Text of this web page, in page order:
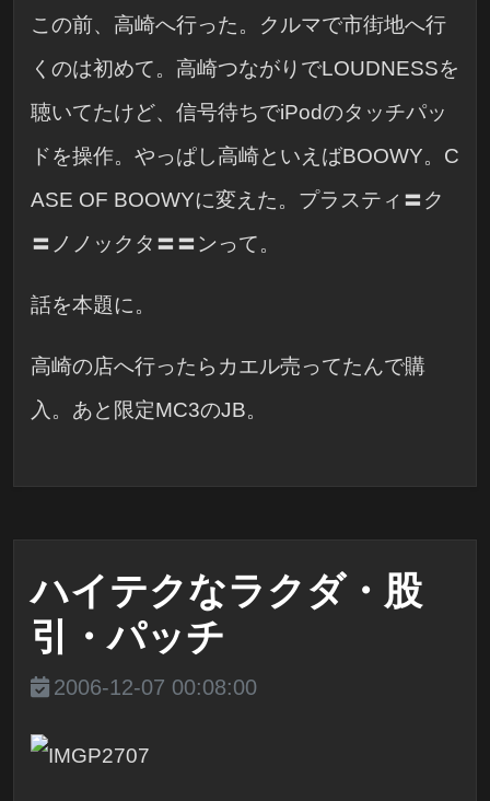
この前、高崎へ行った。クルマで市街地へ行
くのは初めて。高崎つながりでLOUDNESSを
聴いてたけど、信号待ちでiPodのタッチパッ
ドを操作。やっぱし高崎といえばBOOWY。C
ASE OF BOOWYに変えた。プラスティ〓ク
〓ノノックタ〓〓ンって。
話を本題に。
高崎の店へ行ったらカエル売ってたんで購
入。あと限定MC3のJB。
ハイテクなラクダ・股
引・パッチ
2006-12-07 00:08:00